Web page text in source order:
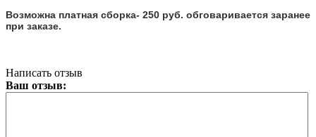
Возможна платная сборка- 250 руб. обговаривается заранее
при заказе.
Написать отзыв
Ваш отзыв: